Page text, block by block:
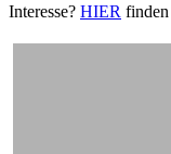
Interesse? HIER